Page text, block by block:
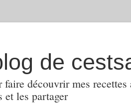
de
découvrir mes
et les partager